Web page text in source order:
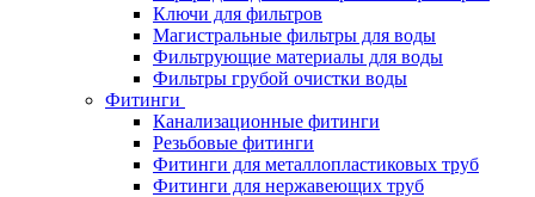
Ключи для фильтров
Магистральные фильтры для воды
Фильтрующие материалы для воды
Фильтры грубой очистки воды
Фитинги
Канализационные фитинги
Резьбовые фитинги
Фитинги для металлопластиковых труб
Фитинги для нержавеющих труб